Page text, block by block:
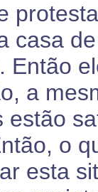
casa
Então
a
estão
o
esta